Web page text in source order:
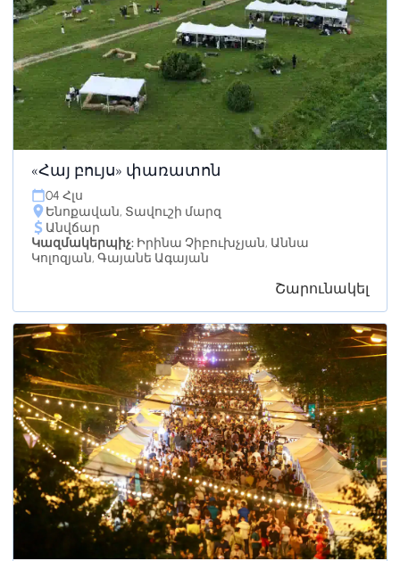
«Հայ բույս» փառատոն
04 Հլս
Ենոքավան, Տավուշի մարզ
Անվճար
Կազմակերպիչ: Իրինա Չիբուխչյան, Աննա
Կոլոզյան, Գայանե Ագայան
Շարունակել